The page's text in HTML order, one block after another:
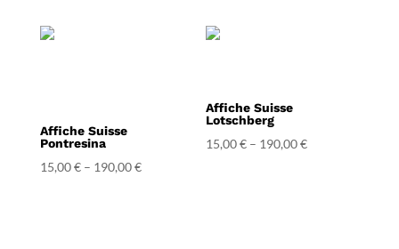
Affiche Suisse
Pontresina
15,00€– 190,00€
Affiche Suisse
Lotschberg
15,00€ – 190,00€